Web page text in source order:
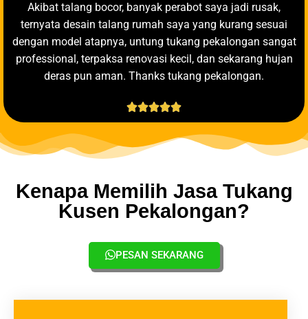
Akibat talang bocor, banyak perabot saya jadi rusak,
ternyata desain talang rumah saya yang kurang sesuai
dengan model atapnya, untung tukang pekalongan sangat
professional, terpaksa renovasi kecil, dan sekarang hujan
deras pun aman. Thanks tukang pekalongan.

Kenapa Memilih Jasa Tukang
Kusen Pekalongan?
PESAN SEKARANG